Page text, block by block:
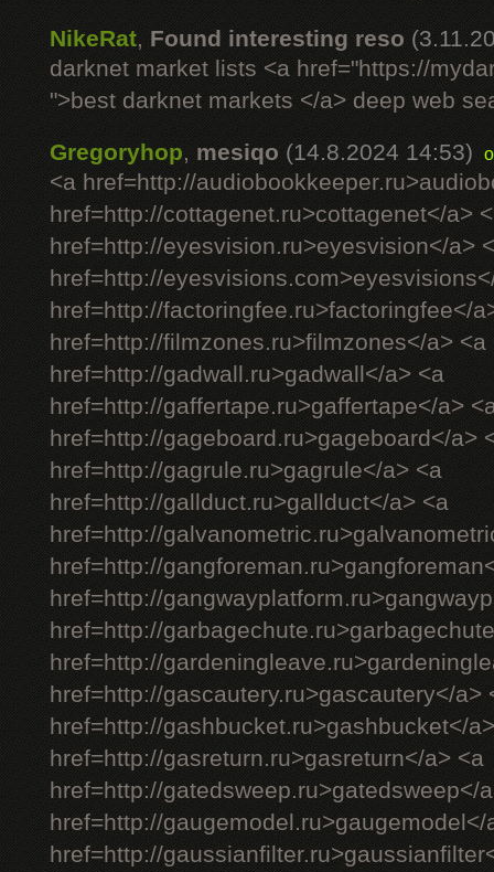
NikeRat, Found interesting reso
darknet market lists <a href="https://
">best darknet markets </a> deep web
Gregoryhop, mesiqo (14.8.2024 14:53)
<a href=http://
href=http://cottagenet.ru>cottagenet</a>
href=http://eyesvision.ru>eyesvision</a>
href=http://
href=http://factoringfee.ru>factoringfee</
href=http://filmzones.ru>filmzones</a> <a
href=http://gadwall.ru>gadwall</a> <a
href=http://gaffertape.ru>gaffertape</a>
href=http://gageboard.ru>gageboard</a>
href=http://gagrule.ru>gagrule</a> <a
href=http://gallduct.ru>gallduct</a> <a
href=http://
href=http://
href=http://
href=http://
href=http://
href=http://gascautery.ru>gascautery</a>
href=http://gashbucket.ru>gashbucket</
href=http://gasreturn.ru>gasreturn</a> <a
href=http://gatedsweep.ru>gatedsweep</
href=http://gaugemodel.ru>gaugemodel</
href=http://